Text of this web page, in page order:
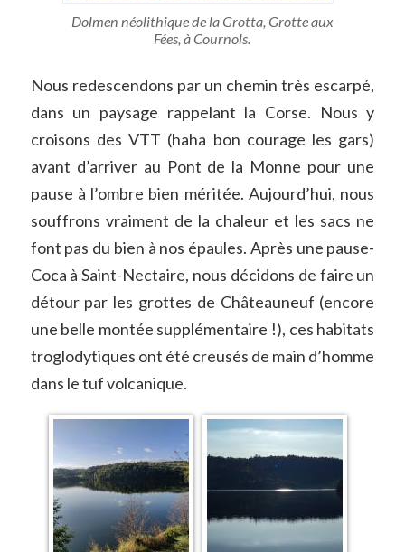
Dolmen néolithique de la Grotta, Grotte aux
Fées, à Cournols.
Nous redescendons par un chemin très escarpé,
dans un paysage rappelant la Corse. Nous y
croisons des VTT (haha bon courage les gars)
avant d’arriver au Pont de la Monne pour une
pause à l’ombre bien méritée. Aujourd’hui, nous
souffrons vraiment de la chaleur et les sacs ne
font pas du bien à nos épaules. Après une pause-
Coca à Saint-Nectaire, nous décidons de faire un
détour par les grottes de Châteauneuf (encore
une belle montée supplémentaire !), ces habitats
troglodytiques ont été creusés de main d’homme
dans le tuf volcanique.